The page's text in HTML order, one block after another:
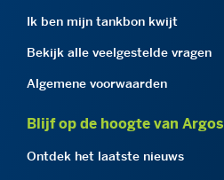
Ik ben mijn tankbon kwijt
Bekijk alle veelgestelde vragen
Algemene voorwaarden
Blijf op de hoogte van Argos
Ontdek het laatste nieuws